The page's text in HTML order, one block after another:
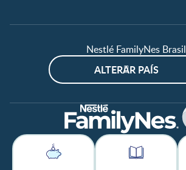
Nestlé FamilyNes Brasil
ALTERAR PAÍS